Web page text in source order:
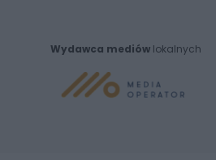
Wydawca mediów lokalnych